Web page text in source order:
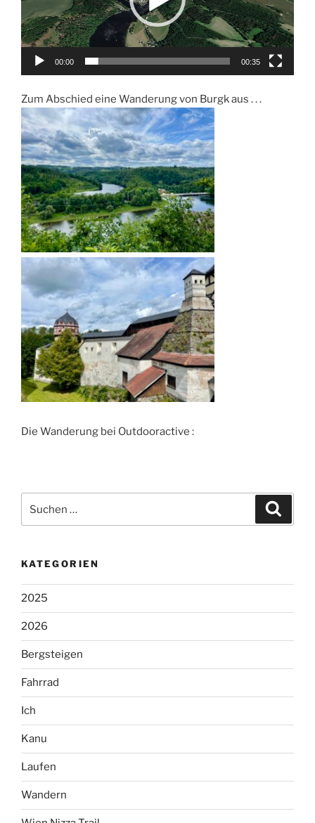
00:00 00:35
Zum Abschied eine Wanderung von Burgk aus . . .
Die Wanderung bei Outdooractive :
nach:
KATEGORIEN
2025
2026
Bergsteigen
Fahrrad
Ich
Kanu
Laufen
Wandern